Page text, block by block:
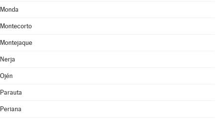
Monda
Montecorto
Montejaque
Nerja
Ojén
Parauta
Periana